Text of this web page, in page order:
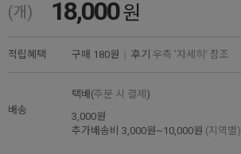
(개) 18,000원
적립혜택 구매 180원 | 후기 우측 '자세히' 참조
배송
택배(주문 시 결제 )
3,000원
추가배송비 3,000원~10,000원 (지역별)